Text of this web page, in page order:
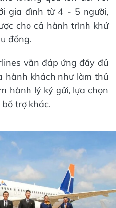
gia đình từ 4 - 5 người,
cho cả hành trình khứ
đồng.
vẫn đáp ứng đầy đủ
hành khách như làm thủ
hành lý ký gửi, lựa chọn
trợ khác.